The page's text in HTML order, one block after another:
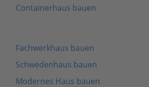
Containerhaus bauen
Fachwerkhaus bauen
Schwedenhaus bauen
Modernes Haus bauen